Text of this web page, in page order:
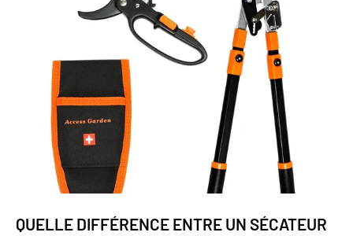
QUELLE DIFFÉRENCE ENTRE UN SÉCATEUR